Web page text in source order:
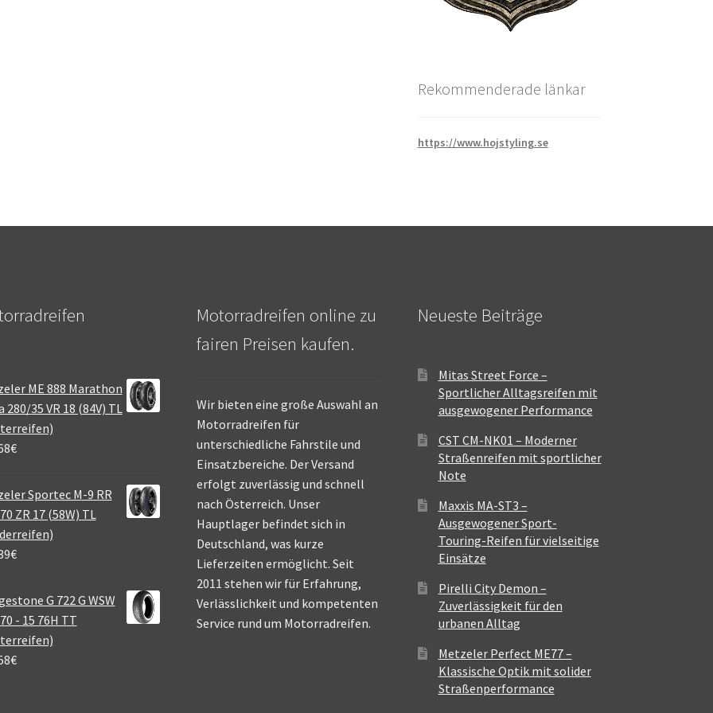
Rekommenderade länkar
https://www.hojstyling.se
ME 888 Marathon
280/35 VR 18 (84V) TL
€
Sportec M-9 RR
ZR 17 (58W) TL
€
G 722 G WSW
- 15 76H TT
€
Motorradreifen online zu
fairen Preisen kaufen.
Wir bieten eine große Auswahl an
Motorradreifen für
unterschiedliche Fahrstile und
Einsatzbereiche. Der Versand
erfolgt zuverlässig und schnell
nach Österreich. Unser
Hauptlager befindet sich in
Deutschland, was kurze
Lieferzeiten ermöglicht. Seit
2011 stehen wir für Erfahrung,
Verlässlichkeit und kompetenten
Service rund um Motorradreifen.
Neueste Beiträge
Mitas Street Force –
Sportlicher Alltagsreifen mit
ausgewogener Performance
CST CM-NK01 – Moderner
Straßenreifen mit sportlicher
Note
Maxxis MA-ST3 –
Ausgewogener Sport-
Touring-Reifen für vielseitige
Einsätze
Pirelli City Demon –
Zuverlässigkeit für den
urbanen Alltag
Metzeler Perfect ME77 –
Klassische Optik mit solider
Straßenperformance